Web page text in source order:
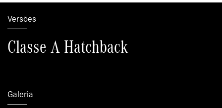
Versões
Classe A Hatchback
Galeria